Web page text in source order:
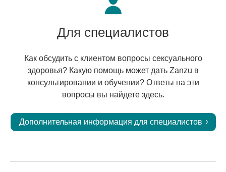
Для специалистов
Как обсудить с клиентом вопросы сексуального
здоровья? Какую помощь может дать Zanzu в
консультировании и обучении? Ответы на эти
вопросы вы найдете здесь.
Дополнительная информация для специалистов